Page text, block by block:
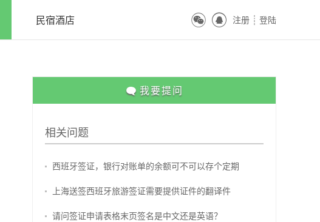
民宿酒店 ꀔ ꀓ 注册 ꀒ 登陆
 我要提问
相关问题
西班牙签证，银行对账单的余额可不可以存个定期
上海送签西班牙旅游签证需要提供证件的翻译件
请问签证申请表格末页签名是中文还是英语？